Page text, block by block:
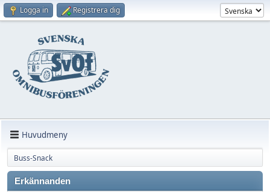
Logga in Registrera dig
Huvudmeny
Buss-Snack
Erkännanden